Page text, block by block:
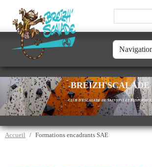
BREIZH'SCALADE
CLUB D'ESCALADE DE SAINT-YVI ET ROSPORDEN
Accueil Formations encadrants SAE